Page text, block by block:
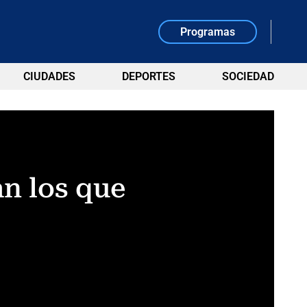
Programas
CIUDADES DEPORTES SOCIEDAD
los que